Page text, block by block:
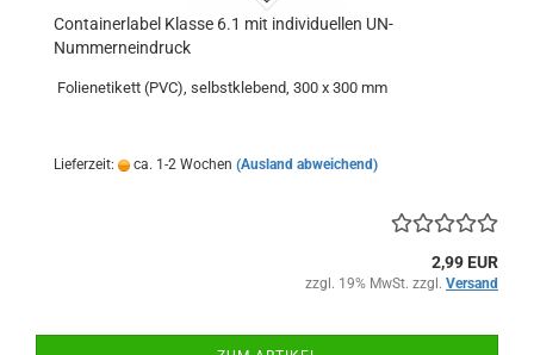
Containerlabel Klasse 6.1 mit individuellen UN-
Nummerneindruck
Folienetikett (PVC), selbstklebend, 300 x 300 mm
Lieferzeit: ca. 1-2 Wochen (Ausland abweichend)
2,99 EUR
zzgl. 19% MwSt. zzgl. Versand